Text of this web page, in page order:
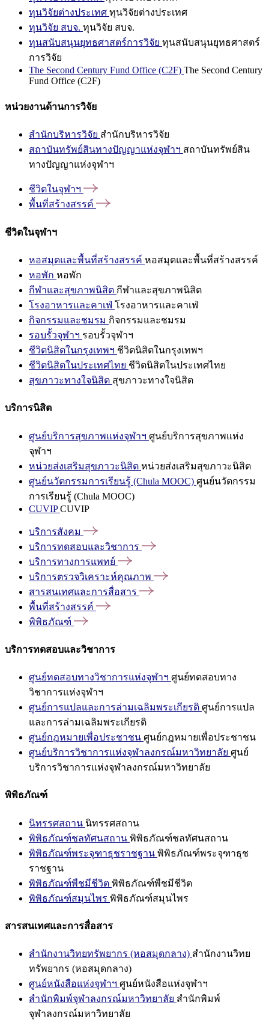
ทุนวิจัยต่างประเทศ ทุนวิจัยต่างประเทศ
ทุนวิจัย สบจ. ทุนวิจัย สบจ.
ทุนสนับสนุนยุทธศาสตร์การวิจัย ทุนสนับสนุนยุทธศาสตร์
การวิจัย
The Second Century Fund Office (C2F) The Second Century
Fund Office (C2F)
หน่วยงานด้านการวิจัย
สำนักบริหารวิจัย สำนักบริหารวิจัย
สถาบันทรัพย์สินทางปัญญาแห่งจุฬาฯ สถาบันทรัพย์สิน
ทางปัญญาแห่งจุฬาฯ
ชีวิตในจุฬาฯ
พื้นที่สร้างสรรค์
ชีวิตในจุฬาฯ
หอสมุดและพื้นที่สร้างสรรค์ หอสมุดและพื้นที่สร้างสรรค์
หอพัก หอพัก
กีฬาและสุขภาพนิสิต กีฬาและสุขภาพนิสิต
โรงอาหารและคาเฟ่ โรงอาหารและคาเฟ่
กิจกรรมและชมรม กิจกรรมและชมรม
รอบรั้วจุฬาฯ รอบรั้วจุฬาฯ
ชีวิตนิสิตในกรุงเทพฯ ชีวิตนิสิตในกรุงเทพฯ
ชีวิตนิสิตในประเทศไทย ชีวิตนิสิตในประเทศไทย
สุขภาวะทางใจนิสิต สุขภาวะทางใจนิสิต
บริการนิสิต
ศูนย์บริการสุขภาพแห่งจุฬาฯ ศูนย์บริการสุขภาพแห่ง
จุฬาฯ
หน่วยส่งเสริมสุขภาวะนิสิต หน่วยส่งเสริมสุขภาวะนิสิต
ศูนย์นวัตกรรมการเรียนรู้ (Chula MOOC) ศูนย์นวัตกรรม
การเรียนรู้ (Chula MOOC)
CUVIPCUVIP
บริการสังคม
บริการทดสอบและวิชาการ
บริการทางการแพทย์
บริการตรวจวิเคราะห์คุณภาพ
สารสนเทศและการสื่อสาร
พื้นที่สร้างสรรค์
พิพิธภัณฑ์
บริการทดสอบและวิชาการ
ศูนย์ทดสอบทางวิชาการแห่งจุฬาฯ ศูนย์ทดสอบทาง
วิชาการแห่งจุฬาฯ
ศูนย์การแปลและการล่ามเฉลิมพระเกียรติ ศูนย์การแปล
และการล่ามเฉลิมพระเกียรติ
ศูนย์กฎหมายเพื่อประชาชน ศูนย์กฎหมายเพื่อประชาชน
ศูนย์บริการวิชาการแห่งจุฬาลงกรณ์มหาวิทยาลัย ศูนย์
บริการวิชาการแห่งจุฬาลงกรณ์มหาวิทยาลัย
พิพิธภัณฑ์
นิทรรศสถาน นิทรรศสถาน
พิพิธภัณฑ์ชลทัศนสถาน พิพิธภัณฑ์ชลทัศนสถาน
พิพิธภัณฑ์พระจุฑาธุชราชฐาน พิพิธภัณฑ์พระจุฑาธุช
ราชฐาน
พิพิธภัณฑ์พืชมีชีวิต พิพิธภัณฑ์พืชมีชีวิต
พิพิธภัณฑ์สมุนไพร พิพิธภัณฑ์สมุนไพร
สารสนเทศและการสื่อสาร
สำนักงานวิทยทรัพยากร (หอสมุดกลาง) สำนักงานวิทย
ทรัพยากร (หอสมุดกลาง)
ศูนย์หนังสือแห่งจุฬาฯ ศูนย์หนังสือแห่งจุฬาฯ
สำนักพิมพ์จุฬาลงกรณ์มหาวิทยาลัย สำนักพิมพ์
จุฬาลงกรณ์มหาวิทยาลัย